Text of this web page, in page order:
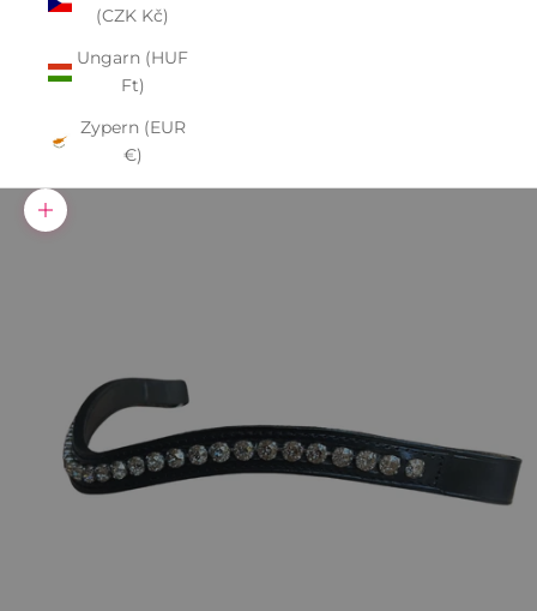
(CZK Kč)
Ungarn (HUF
Ft)
Zypern (EUR
€)
Bild vergrößern